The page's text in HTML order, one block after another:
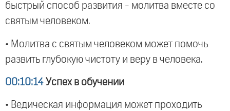
быстрый способ развития - молитва вместе со
святым человеком.
• Молитва с святым человеком может помочь
развить глубокую чистоту и веру в человека.
00:10:14 Успех в обучении
• Ведическая информация может проходить